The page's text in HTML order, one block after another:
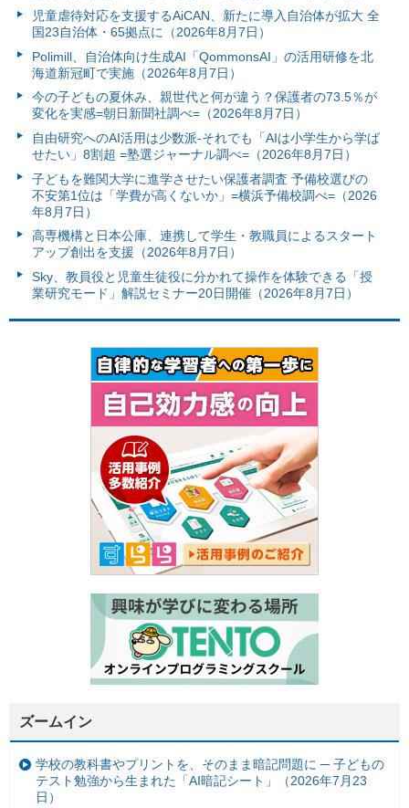
児童虐待対応を支援するAiCAN、新たに導入自治体が拡大 全
国23自治体・65拠点に（2026年8月7日）
Polimill、自治体向け生成AI「QommonsAI」の活用研修を北
海道新冠町で実施（2026年8月7日）
今の子どもの夏休み、親世代と何が違う？保護者の73.5％が
変化を実感=朝日新聞社調べ=（2026年8月7日）
自由研究へのAI活用は少数派-それでも「AIは小学生から学ば
せたい」8割超 =塾選ジャーナル調べ=（2026年8月7日）
子どもを難関大学に進学させたい保護者調査 予備校選びの
不安第1位は「学費が高くないか」=横浜予備校調べ=（2026
年8月7日）
高専機構と日本公庫、連携して学生・教職員によるスタート
アップ創出を支援（2026年8月7日）
Sky、教員役と児童生徒役に分かれて操作を体験できる「授
業研究モード」解説セミナー20日開催（2026年8月7日）
ズームイン
学校の教科書やプリントを、そのまま暗記問題に ─ 子どもの
テスト勉強から生まれた「AI暗記シート」（2026年7月23
日）